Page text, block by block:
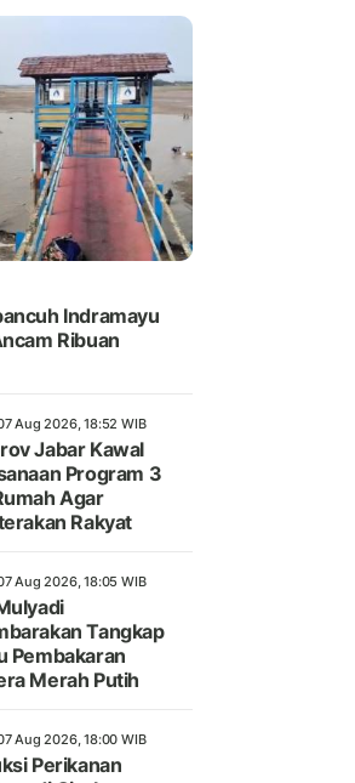
Indramayu
Ribuan
Aug 2026, 18:52 WIB
Jabar Kawal
Program 3
Agar
Rakyat
Aug 2026, 18:05 WIB
Tangkap
Pembakaran
Merah Putih
Aug 2026, 18:00 WIB
Perikanan